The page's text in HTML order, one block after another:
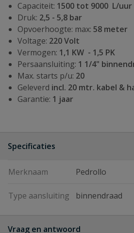
Capaciteit: 1500 tot 9000 L/uur
Druk: 2,5 - 5,8 bar
Opvoerhoogte: max: 58 meter
Voltage: 220 Volt
Vermogen: 1,1 KW - 1,5 PK
Persaansluiting: 1 1/4"
Max. starts p/u: 20
Geleverd incl. 20 mtr. kabel &
Garantie: 1 jaar
Specificaties
Merknaam Pedrollo
Type aansluiting binnendraad
Vraag en antwoord